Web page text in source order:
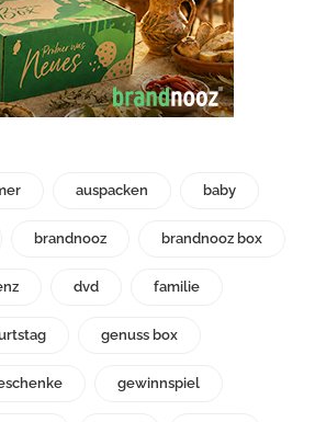
auspacken baby
brandnooz brandnooz box
dvd familie
genuss box
gewinnspiel